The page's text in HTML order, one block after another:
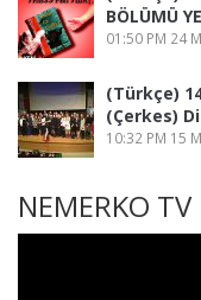
BÖLÜMÜ
01:50 PM 24
(Türkçe)
(Çerkes)
10:32 PM 15
NEMERKO TV